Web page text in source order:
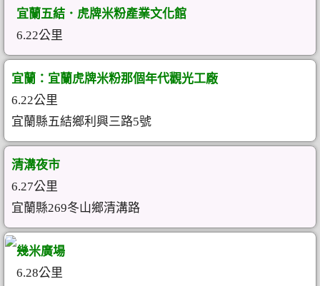
宜蘭五結．虎牌米粉產業文化館
6.22公里
宜蘭：宜蘭虎牌米粉那個年代觀光工廠
6.22公里
宜蘭縣五結鄉利興三路5號
清溝夜市
6.27公里
宜蘭縣269冬山鄉清溝路
幾米廣場
6.28公里